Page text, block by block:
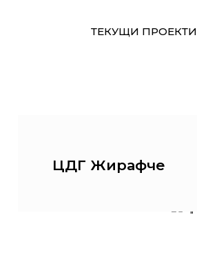
ТЕКУЩИ ПРОЕКТИ
ЦДГ Жирафче